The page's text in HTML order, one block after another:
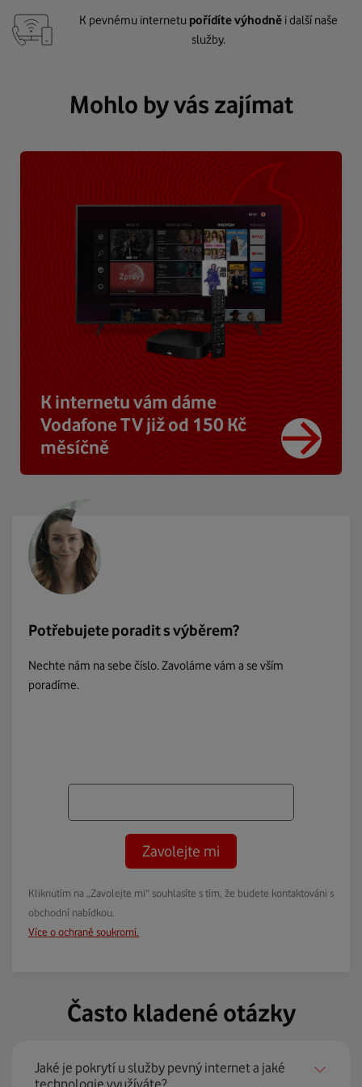
K pevnému internetu pořídíte výhodně i další naše
služby.
Mohlo by vás zajímat
K internetu vám dáme
Vodafone TV již od 150 Kč
měsíčně
Potřebujete poradit s výběrem?
Nechte nám na sebe číslo. Zavoláme vám a se vším
poradíme.
Zavolejte mi
Kliknutím na „Zavolejte mi“ souhlasíte s tím, že budete kontaktováni s
obchodní nabídkou.
Více o ochraně soukromí.
Často kladené otázky
Jaké je pokrytí u služby pevný internet a jaké
technologie využíváte?